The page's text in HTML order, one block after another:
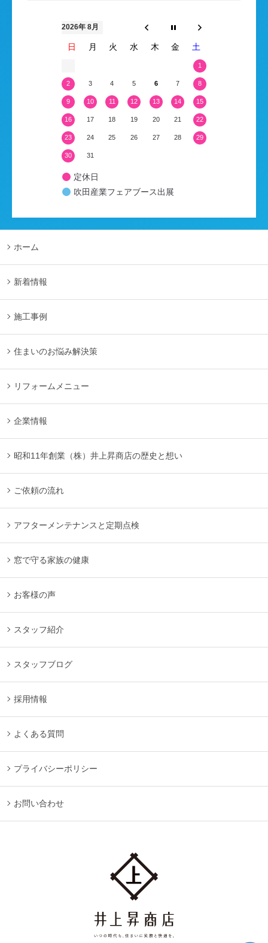
2026年 8月
日 月 火 水 木 金 土
1
2 3 4 5 6 7 8
9 10 11 12 13 14 15
16 17 18 19 20 21 22
23 24 25 26 27 28 29
30 31
定休日
吹田産業フェアブース出展
ホーム
新着情報
施工事例
住まいのお悩み解決策
リフォームメニュー
企業情報
昭和11年創業（株）井上昇商店の歴史と想い
ご依頼の流れ
アフターメンテナンスと定期点検
窓で守る家族の健康
お客様の声
スタッフ紹介
スタッフブログ
採用情報
よくある質問
プライバシーポリシー
お問い合わせ